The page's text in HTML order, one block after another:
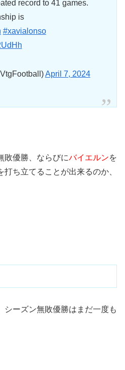
record to 41 games.
is
#xavialonso
April 7, 2024
敗優勝、ならびにバイエルンを
打ち立てることが出来るのか、
シーズン無敗優勝はまだ一度も